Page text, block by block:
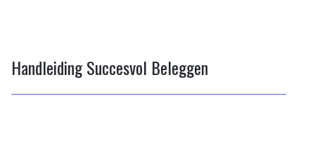
Handleiding Succesvol Beleggen